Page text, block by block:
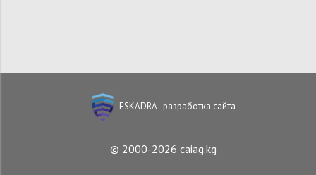
ESKADRA - разработка сайта
© 2000-2026 caiag.kg